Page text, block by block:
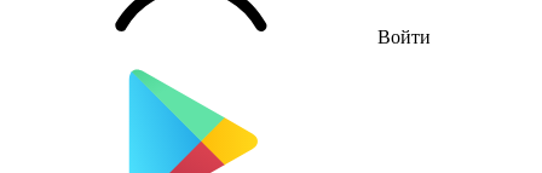
Войти